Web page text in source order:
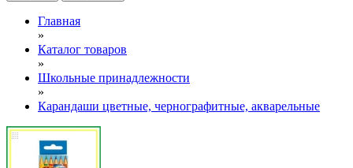
Главная
»
Каталог товаров
»
Школьные принадлежности
»
Карандаши цветные, чернографитные, акварельные